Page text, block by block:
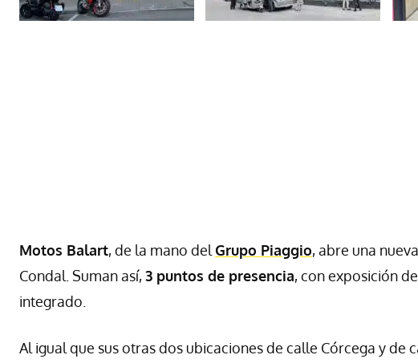
Motos Balart, de la mano del Grupo Piaggio, abre una
Condal. Suman así,3 puntos de presencia, con exposición
integrado.
Al igual que sus otras dos ubicaciones de calle Córcega y